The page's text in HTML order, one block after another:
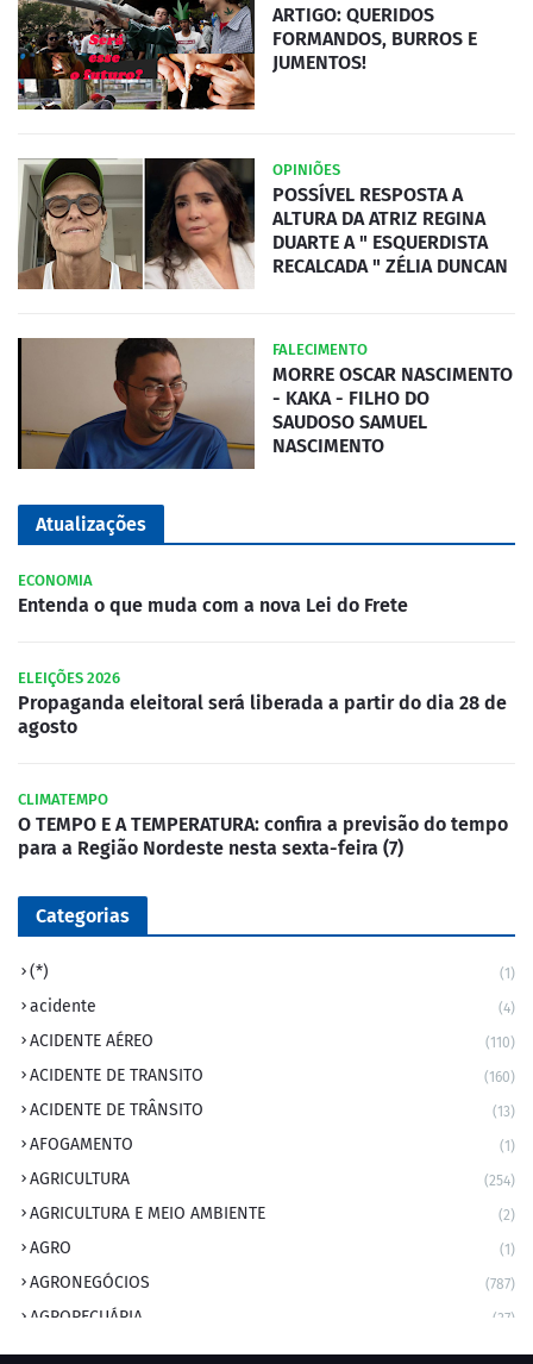
ARTIGO: QUERIDOS
FORMANDOS, BURROS E
JUMENTOS!
OPINIÕES
POSSÍVEL RESPOSTA A
ALTURA DA ATRIZ REGINA
DUARTE A " ESQUERDISTA
RECALCADA " ZÉLIA DUNCAN
FALECIMENTO
MORRE OSCAR NASCIMENTO
- KAKA - FILHO DO
SAUDOSO SAMUEL
NASCIMENTO
Atualizações
ECONOMIA
Entenda o que muda com a nova Lei do Frete
ELEIÇÕES 2026
Propaganda eleitoral será liberada a partir do dia 28 de
agosto
CLIMATEMPO
O TEMPO E A TEMPERATURA: confira a previsão do tempo
para a Região Nordeste nesta sexta-feira (7)
Categorias
(*) (1)
acidente (4)
ACIDENTE AÉREO (110)
ACIDENTE DE TRANSITO (160)
ACIDENTE DE TRÂNSITO (13)
AFOGAMENTO (1)
AGRICULTURA (254)
AGRICULTURA E MEIO AMBIENTE (2)
AGRO (1)
AGRONEGÓCIOS (787)
AGROPECUÁRIA (37)
AMBIENTE (9)